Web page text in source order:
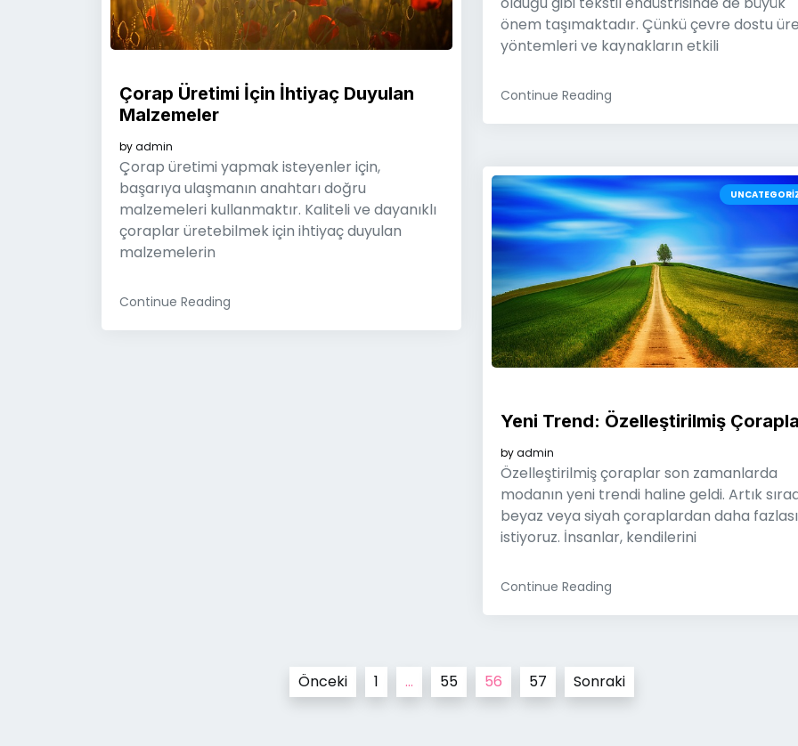
önem taşımaktadır. Çünkü çevre dostu
yöntemleri ve kaynakların etkili
Continue Reading
Çorap Üretimi İçin İhtiyaç Duyulan
Malzemeler
byadmin
Çorap üretimi yapmak isteyenler için,
başarıya ulaşmanın anahtarı doğru
malzemeleri kullanmaktır. Kaliteli ve dayanıklı
çoraplar üretebilmek için ihtiyaç duyulan
malzemelerin
Continue Reading
Yeni Trend: Özelleştirilmiş
byadmin
Özelleştirilmiş çoraplar son zamanlarda
modanın yeni trendi haline geldi. Artık
beyaz veya siyah çoraplardan daha
istiyoruz. İnsanlar, kendilerini
Continue Reading
Önceki 1 … 55 56 57 Sonraki